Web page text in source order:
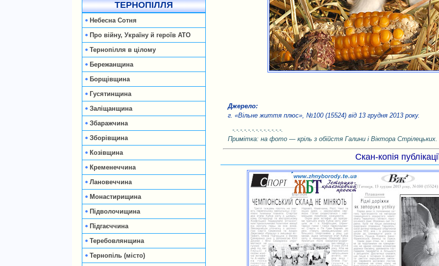
ТЕРНОПІЛЛЯ
Небесна Сотня
Про війну, Україну й героїв АТО
Тернопілля в цілому
Бережанщина
Борщівщина
Гусятинщина
Заліщанщина
Збаражчина
Зборівщина
Козівщина
Кременеччина
Лановеччина
Монастирищина
Підволочищина
Підгаєччина
Теребовлянщина
Тернопіль (місто)
Джерело:
г. «Вільне життя плюс», №100 (15524) від 13 грудня 2013 року.
-.-.-.-.-.-.-.-.-.-.-.-.-.
Примітка: на фото — кріль з обійстя Галини і Віктора Стрілецьких.
Скан-копія